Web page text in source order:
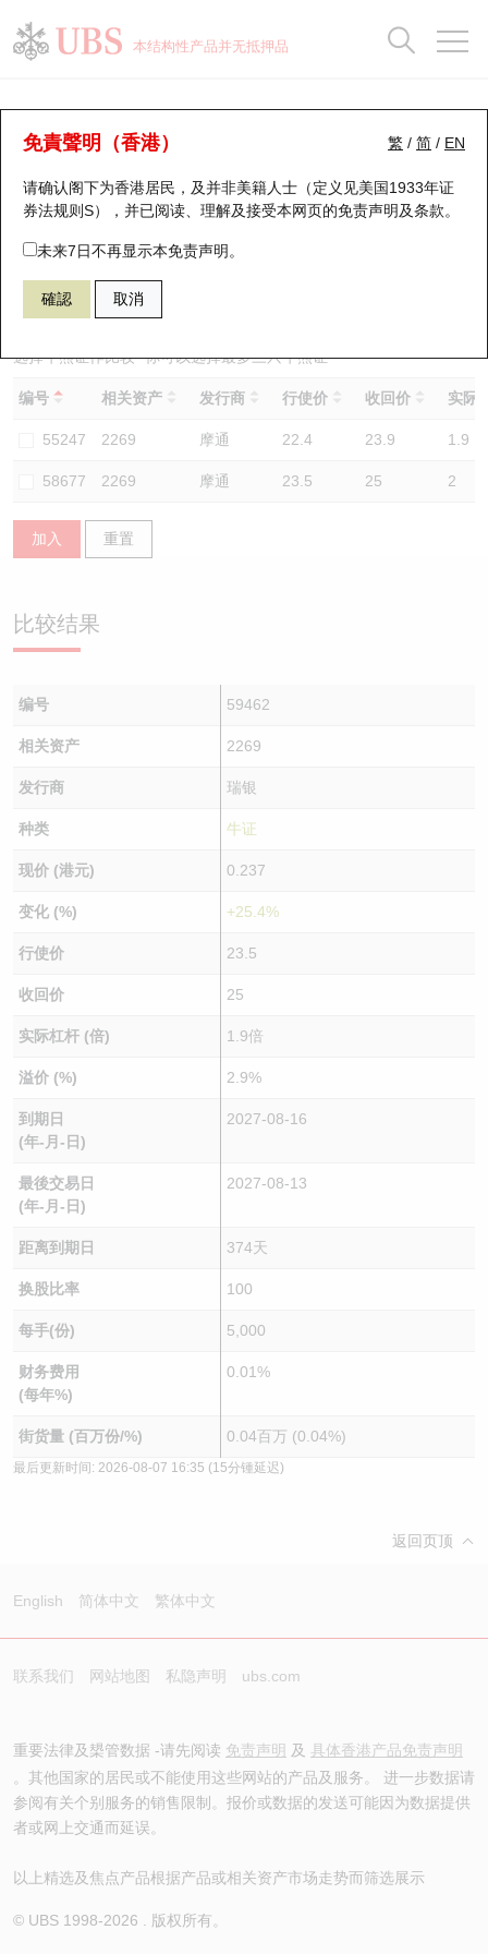
本结构性产品并无抵押品
繁 / 简 / EN
免責聲明（香港）
请确认阁下为香港居民，及并非美籍人士（定义见美国1933年证
券法规则S），并已阅读、理解及接受本网页的免责声明及条款。
未来7日不再显示本免责声明。
確認 取消
牛熊证分析仪
表现 街货统计 比较
59462 瑞银牛证 2269 药明生物
选择牛熊证作比较 *你可以选择最多三只牛熊证
编号 相关资产 发行商 行使价 收回价 实际
55247 2269 摩通 22.4 23.9 1.9
58677 2269 摩通 23.5 25 2
加入 重置
比较结果
编号 59462
相关资产 2269
发行商 瑞银
种类 牛证
现价 (港元) 0.237
变化 (%) +25.4%
行使价 23.5
收回价 25
实际杠杆 (倍) 1.9倍
溢价 (%) 2.9%
到期日
(年-月-日)
2027-08-16
最後交易日
(年-月-日)
2027-08-13
距离到期日 374天
换股比率 100
每手(份) 5,000
财务费用
(每年%)
0.01%
街货量 (百万份/%) 0.04百万 (0.04%)
最后更新时间: 2026-08-07 16:35 (15分锺延迟)
返回页顶
English 简体中文 繁体中文
联系我们 网站地图 私隐声明 ubs.com
重要法律及槼管数据 -请先阅读 免责声明 及 具体香港产品免责声明
。其他国家的居民或不能使用这些网站的产品及服务。 进一步数据请
参阅有关个别服务的销售限制。报价或数据的发送可能因为数据提供
者或网上交通而延误。
以上精选及焦点产品根据产品或相关资产市场走势而筛选展示
© UBS 1998-2026 . 版权所有。
瑞银认股证一览
新发行瑞银认股证
即将到期认股证
认股证到期结算价查找
认股证分析仪
认股证速算机
认股证/牛熊证日志
认股证文件及公告 (瑞信)
街货统计
比较
牛熊全景快搜
牛熊证搜寻
牛熊证街货分布图
正股牛熊证列表
新发行瑞银牛熊证
已收回牛熊证剩余价值
牛熊证到期结算价查找
牛熊证速算机
牛熊证文件及公告 (瑞信)
街货统计
比较
十大升幅/跌幅
十大认股证成交分布
十天股证占大市成交
资金流
街货统计
三十大平均引伸波幅
正股分析仪
二十大活跃股份
恒指成份股
国指成份股
科指成份股
相关资产沽空
中资ETFs溢价比较
即市板块表现
收市竞价变化
持股比重
显示所有持股比重
每月轮证大市专题
轮证专栏
讲座及教育短片
认股证投资者教育
牛熊证投资者教育
认股证牛熊证常问问题